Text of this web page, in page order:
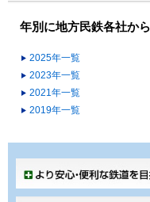
年別に地方民鉄各社か
2025年一覧
2023年一覧
2021年一覧
2019年一覧